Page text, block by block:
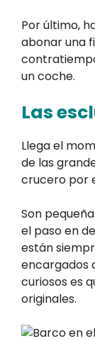
Por último,
abonar una
un coche.
Las
Llega el
de las
crucero por
Son
el paso en
están
encargados
curiosos es
originales.